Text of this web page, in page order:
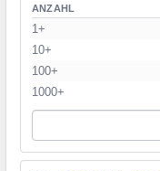
ANZAHL
1+
10+
100+
1000+